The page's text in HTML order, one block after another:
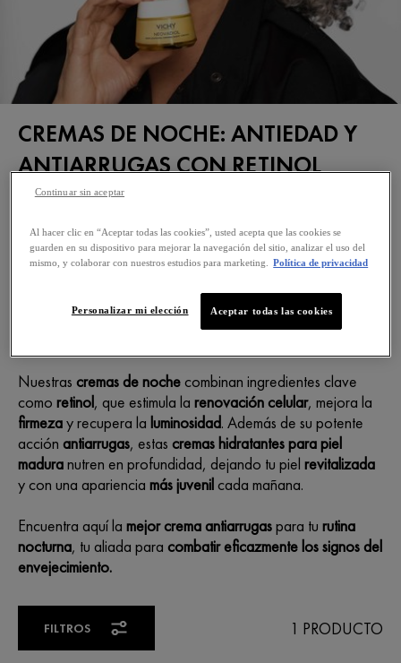
CREMAS DE NOCHE: ANTIEDAD Y
ANTIARRUGAS CON RETINOL
VICHY
Descubre enVichynuestrasCremas de Noche
especializadas para lapiel madura. Cadacrema antiedad
, ayudando acombatir los signos del
envejecimientoy areducir arrugas profundasmientras
Nuestras cremas de nochecombinan ingredientes clave
como retinol, que estimula la renovación celular, mejora la
firmezay recupera la luminosidad. Además de su potente
acción antiarrugas, estas cremas hidratantes para piel
maduranutren en profundidad, dejando tu piel revitalizada
y con una apariencia más juvenilcada mañana.
Encuentra aquí la mejor crema antiarrugaspara tu rutina
nocturna, tu aliada para combatir eficazmente los signos del
envejecimiento.
FILTROS 1 PRODUCTO
Al hacer clic en “Aceptar todas las cookies”, usted acepta que las cookies se
guarden en su dispositivo para mejorar la navegación del sitio, analizar el uso del
mismo, y colaborar con nuestros estudios para marketing.
Política de privacidad
Aceptar todas las cookies
Personalizar mi elección
Continuar sin aceptar